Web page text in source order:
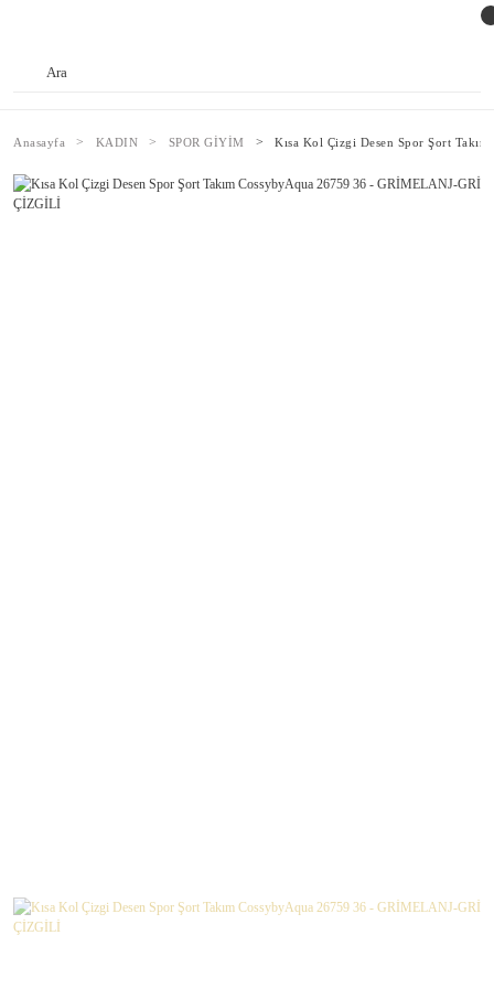
Anasayfa KADIN SPOR GİYİM Kısa Kol Çizgi Desen Spor Şort